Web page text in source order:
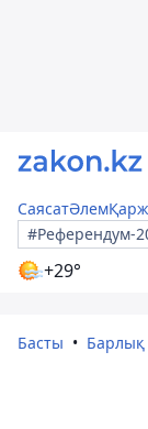
СаясатӘлем
#Референдум-
+29°
Басты